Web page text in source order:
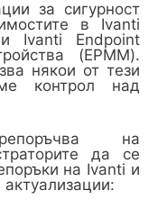
за сигурност
в Ivanti
Ivanti Endpoint
(EPMM).
някои от тези
контрол над
на
да се
на Ivanti и